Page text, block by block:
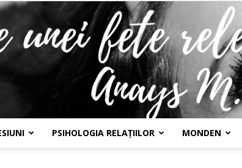
PSIHOLOGIA RELAȚIILOR MONDEN